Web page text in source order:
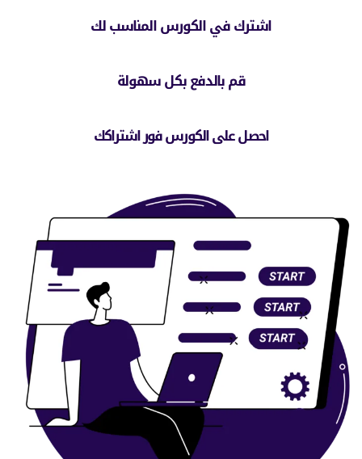
اشترك في الكورس المناسب لك
قم بالدفع بكل سهولة
احصل على الكورس فور اشتراكك